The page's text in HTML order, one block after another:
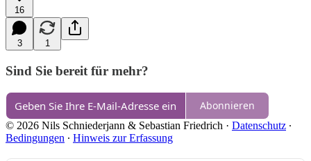
16
3 1
Sind Sie bereit für mehr?
Abonnieren
© 2026 Nils Schniederjann & Sebastian Friedrich · Datenschutz ∙
Bedingungen ∙ Hinweis zur Erfassung